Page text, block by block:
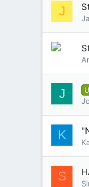
J
J
K
S